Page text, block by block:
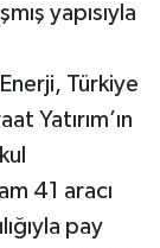
yapısıyla
Türkiye
Yatırım’ın
41 aracı
pay